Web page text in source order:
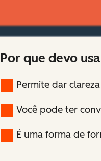
Por que devo
Permite dar
Você pode ter
É uma forma de